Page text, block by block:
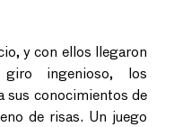
y con ellos llegaron
ingenioso, los
sus conocimientos de
de risas. Un juego